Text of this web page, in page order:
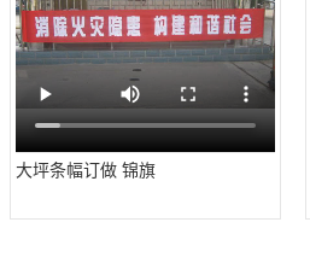
大坪条幅订做 锦旗